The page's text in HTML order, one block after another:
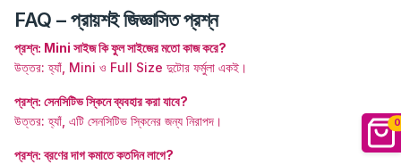
0
FAQ – প্রায়শই জিজ্ঞাসিত প্রশ্ন
প্রশ্ন: Mini সাইজ কি ফুল সাইজের মতো কাজ করে?
উত্তর: হ্যাঁ, Mini ও Full Size দুটোর ফর্মুলা একই।
প্রশ্ন: সেনসিটিভ স্কিনে ব্যবহার করা যাবে?
উত্তর: হ্যাঁ, এটি সেনসিটিভ স্কিনের জন্য নিরাপদ।
প্রশ্ন: ব্রণের দাগ কমাতে কতদিন লাগে?